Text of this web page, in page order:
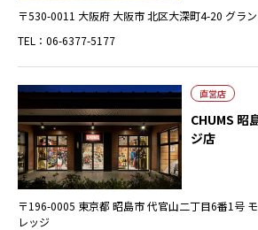
〒530-0011 大阪府 大阪市 北区大深町4-20 グラ
TEL：06-6377-5177
直営店
CHUMS 昭
ジ店
〒196-0005 東京都 昭島市 代官山二丁目6番1号
レッジ